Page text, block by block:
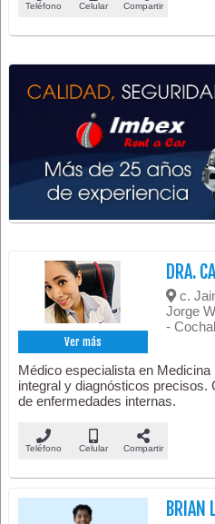
Teléfono Celular Compartir
Ver más
DRA.
c.
Jorge
-
Médico especialista en
integral y diagnósticos precisos.
de enfermedades internas.
Teléfono Celular Compartir
BRIAN